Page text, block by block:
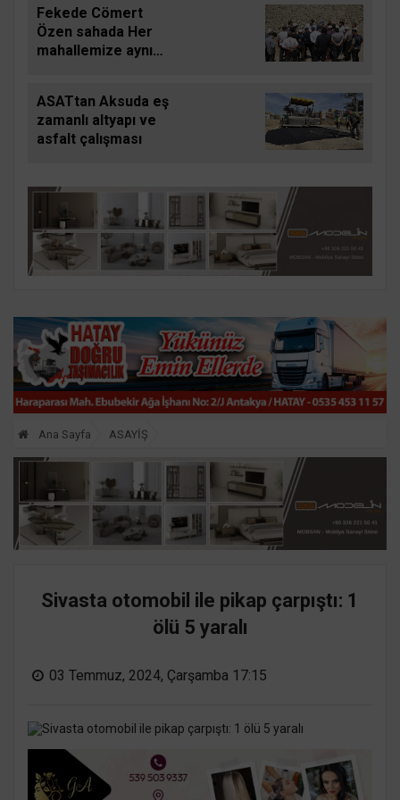
Fekede Cömert
Özen sahada Her
mahallemize aynı
ASATtan Aksuda eş
zamanlı altyapı ve
asfalt çalışması
Ana Sayfa ASAYİŞ
Sivasta otomobil ile pikap çarpıştı: 1
ölü 5 yaralı
03 Temmuz, 2024, Çarşamba 17:15